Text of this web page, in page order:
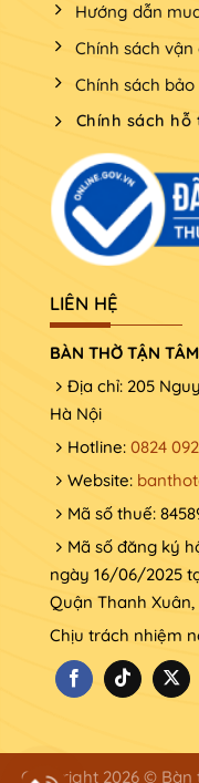
Hướng dẫn
Chính sách
Chính sách
Chính sách hỗ
LIÊN HỆ
BÀN THỜ TẬN TÂM
Địa chỉ: 205
Hà Nội
Hotline: 0824
Website:
Mã số thuế:
Mã số đăng ký
ngày 16/06/2025
Quận Thanh Xuân,
Chịu trách nhiệm
Copyright 2026 © Bàn